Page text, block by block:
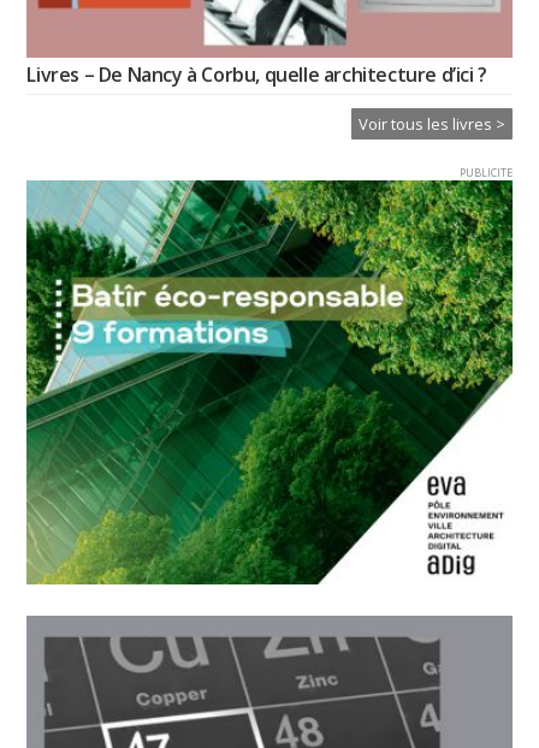
Livres – De Nancy à Corbu, quelle architecture d’ici ?
Voir tous les livres >
PUBLICITE